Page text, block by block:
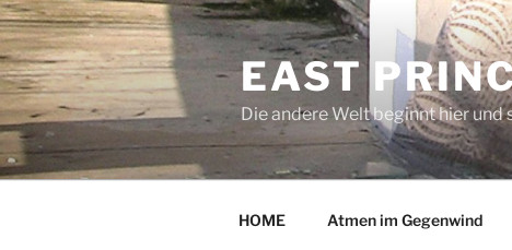
Zum
Inhalt
springen
EAST
Die andere Welt beginnt hier und
HOME Atmen im Gegenwind